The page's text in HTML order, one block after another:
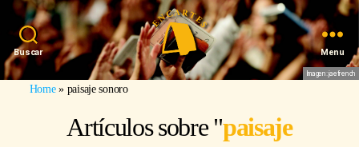
Buscar Menu
Imagen: jaefrench
Home» paisaje sonoro
Artículos sobre "paisaje